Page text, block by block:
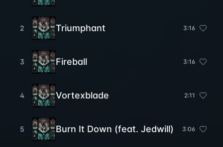
2 Triumphant 3:16
3 Fireball 3:16
4 Vortexblade 2:11
5 Burn It Down (feat. Jedwill) 3:06